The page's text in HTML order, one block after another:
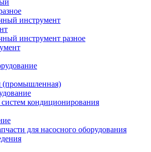
инструмент
инструмент разное
(промышленная)
кондиционирования
для насосного оборудования